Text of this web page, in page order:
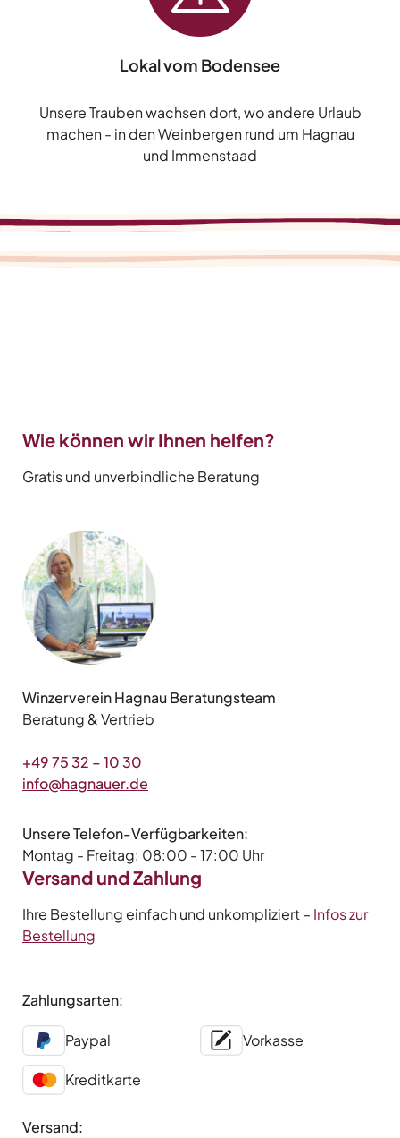
Lokal vom Bodensee
Unsere Trauben wachsen dort, wo andere Urlaub
machen - in den Weinbergen rund um Hagnau
und Immenstaad
Wie können wir Ihnen helfen?
Gratis und unverbindliche Beratung
Winzerverein Hagnau Beratungsteam
Beratung & Vertrieb
+49 75 32 – 10 30
info@hagnauer.de
Unsere Telefon-Verfügbarkeiten:
Montag - Freitag: 08:00 - 17:00 Uhr
Versand und Zahlung
Ihre Bestellung einfach und unkompliziert – Infos zur
Bestellung
Zahlungsarten:
Paypal Vorkasse
Kreditkarte
Versand: